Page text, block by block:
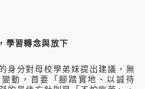
學習轉念與放下
分對母校學弟妹提出建議，無
動，首要「腳踏實地、以誠待